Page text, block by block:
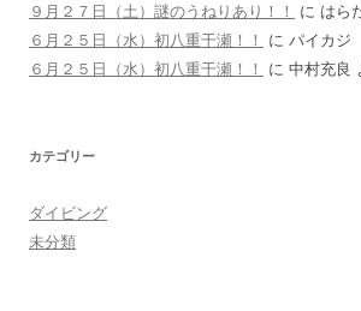
９月２７日（土）謎のうねりあり！！
に はら
６月２５日（水）初八重干瀬！！
に パイカジ
６月２５日（水）初八重干瀬！！
に 中村充良
カテゴリー
ダイビング
未分類